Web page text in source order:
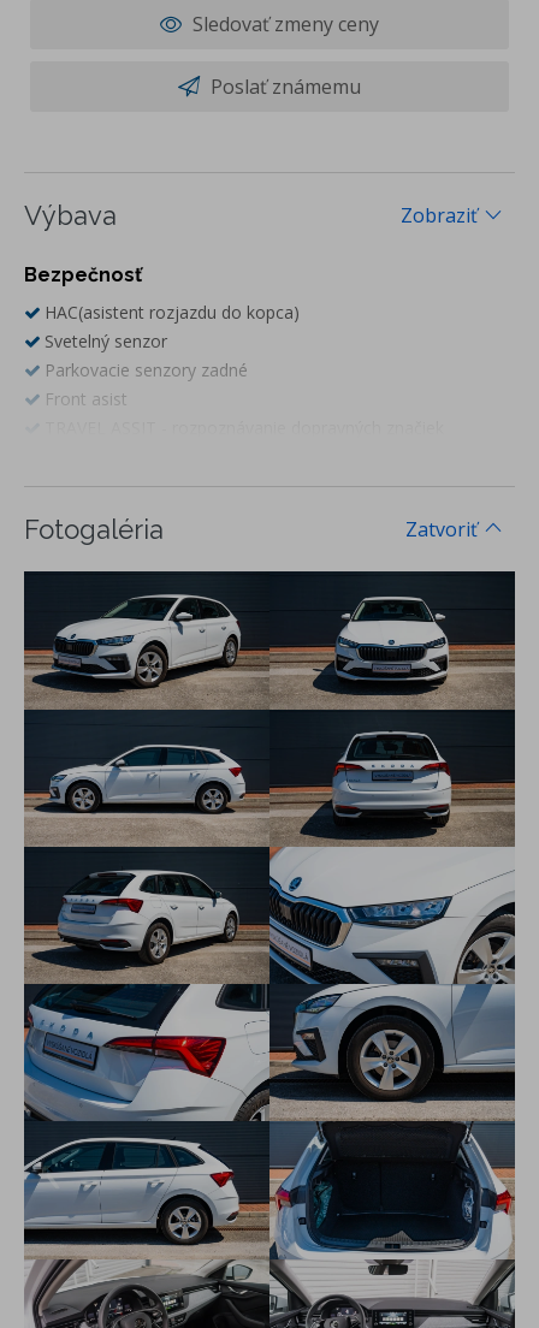
Sledovať zmeny ceny
Poslať známemu
Zobraziť
Výbava
Bezpečnosť
HAC(asistent rozjazdu do kopca)
Svetelný senzor
Parkovacie senzory zadné
Front asist
ASSIST
Virtuálny kokpit
Rozpoznanie únavy vodiča
eCall - systém núdzového volania nezávislý od mobilného
Komfort
Vyhrievanie sedadiel vpredu
Diaľkové ovládanie
Elektricky ovládané vonkajšie spätné zrkadlá
Elektricky ovládané okná
Multifunkčný volant
Výškovo nastaviteľné predné sedadlá
Vyhrievané trysky ostrekovačov skla
Ďalšia výbava
Bluetooth
Hmlové svetlomety
Tempomat
Predĺžená záruka 5 rokov/100 000 km
FRONT ASIST - výstraha pred kolíziou a podpora núdzového
brzdenia
Smartlink
Zatvoriť
Fotogaléria